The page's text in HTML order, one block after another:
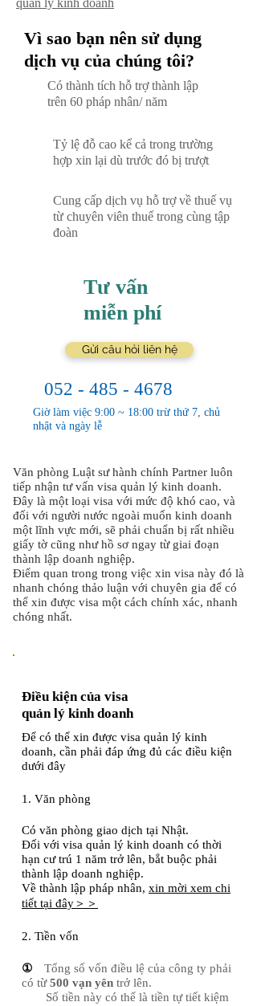
quản lý kinh doanh
Vì sao bạn nên sử dụng
dịch vụ của chúng tôi?
Có thành tích hỗ trợ thành lập
trên 60 pháp nhân/ năm
Tỷ lệ đỗ cao kể cả trong trường
hợp xin lại dù trước đó bị trượt
Cung cấp dịch vụ hỗ trợ về thuế vụ
từ chuyên viên thuế trong cùng tập
đoàn
Tư vấn
miễn phí
Gửi câu hỏi liên hệ
052 - 485 - 4678
Giờ làm việc 9:00 ~ 18:00 trừ thứ 7, chủ
nhật và ngày lễ
Văn phòng Luật sư hành chính Partner luôn
tiếp nhận tư vấn visa quản lý kinh doanh.
Đây là một loại visa với mức độ khó cao, và
đối với người nước ngoài muốn kinh doanh
một lĩnh vực mới, sẽ phải chuẩn bị rất nhiều
giấy tờ cũng như hồ sơ ngay từ giai đoạn
thành lập doanh nghiệp.
Điểm quan trong trong việc xin visa này đó là
nhanh chóng thảo luận với chuyên gia để có
thể xin được visa một cách chính xác, nhanh
chóng nhất.
Điều kiện của visa
quản lý kinh doanh
Để có thể xin được visa quản lý kinh
doanh, cần phải đáp ứng đủ các điều kiện
dưới đây
1. Văn phòng
Có văn phòng giao dịch tại Nhật.
Đối với visa quản lý kinh doanh có thời
hạn cư trú 1 năm trở lên, bắt buộc phải
thành lập doanh nghiệp.
Về thành lập pháp nhân, xin mời xem chi
tiết tại đây＞＞
2. Tiền vốn
① Tổng số vốn điều lệ của công ty phải
có từ500 vạn yên trở lên.
​ Số tiền này có thể là tiền tự tiết kiệm